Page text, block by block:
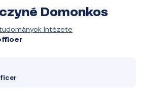
Domonkos
Intézete